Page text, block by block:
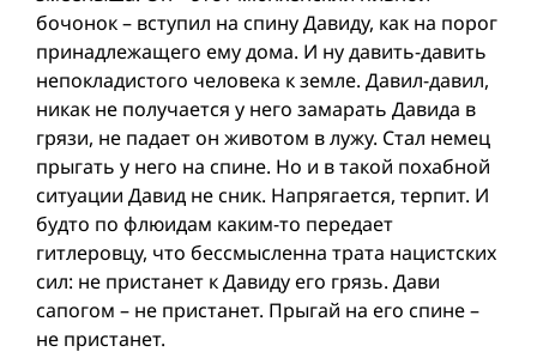
бочонок – вступил на спину Давиду, как на порог
принадлежащего ему дома. И ну давить-давить
непокладистого человека к земле. Давил-давил,
никак не получается у него замарать Давида в
грязи, не падает он животом в лужу. Стал немец
прыгать у него на спине. Но и в такой похабной
ситуации Давид не сник. Напрягается, терпит. И
будто по флюидам каким-то передает
гитлеровцу, что бессмысленна трата нацистских
сил: не пристанет к Давиду его грязь. Дави
сапогом – не пристанет. Прыгай на его спине –
не пристанет.